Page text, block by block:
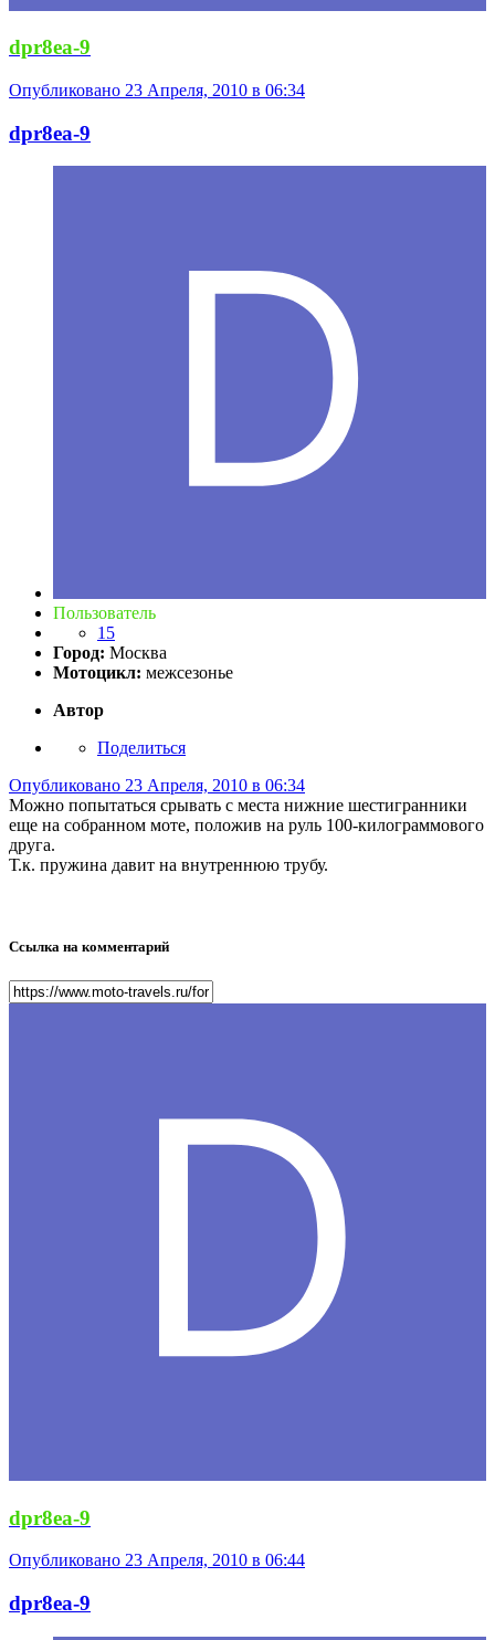
dpr8ea-9
Опубликовано 23 Апреля, 2010 в 06:34
dpr8ea-9
Пользователь
15
Город: Москва
Мотоцикл: межсезонье
Автор
Поделиться
Опубликовано 23 Апреля, 2010 в 06:34
Можно попытаться срывать с места нижние шестигранники
еще на собранном моте, положив на руль 100-килограммового
друга.
Т.к. пружина давит на внутреннюю трубу.
Ссылка на комментарий
dpr8ea-9
Опубликовано 23 Апреля, 2010 в 06:44
dpr8ea-9